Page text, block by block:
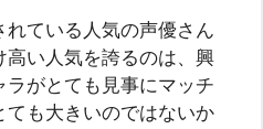
ている人気の声優さん
い人気を誇るのは、興
がとても見事にマッチ
ても大きいのではないか